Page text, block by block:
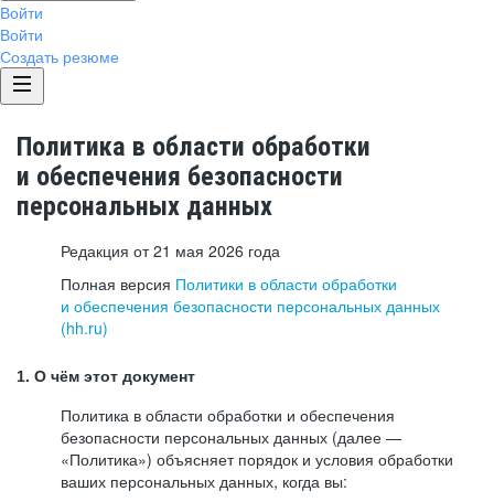
Войти
Войти
Создать резюме
Политика в области обработки
и обеспечения безопасности
персональных данных
Редакция от 21 мая 2026 года
Полная версия Политики в области обработки
и обеспечения безопасности персональных данных
(hh.ru)
1. О чём этот документ
Политика в области обработки и обеспечения
безопасности персональных данных (далее —
«Политика») объясняет порядок и условия обработки
ваших персональных данных, когда вы: